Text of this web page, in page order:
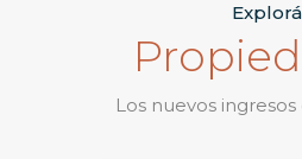
Explorá
Los nuevos